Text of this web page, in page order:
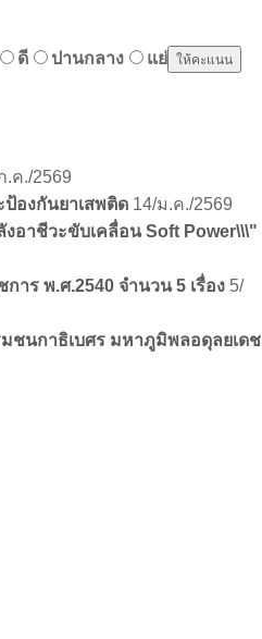
ดี ปานกลาง แย่
.ค./2569
องกันยาเสพติด 14/ม.ค./2569
อาชีวะขับเคลื่อน Soft Power\\\"
าร พ.ศ.2540 จำนวน 5 เรื่อง 5/
ชนกาธิเบศร มหาภูมิพลอดุลยเดช